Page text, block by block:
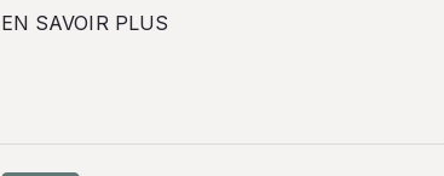
EN SAVOIR PLUS